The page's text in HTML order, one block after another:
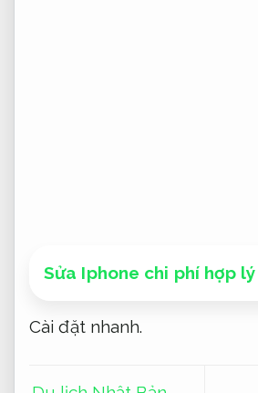
Sửa Iphone chi phí hợp lý
Cài đặt nhanh.